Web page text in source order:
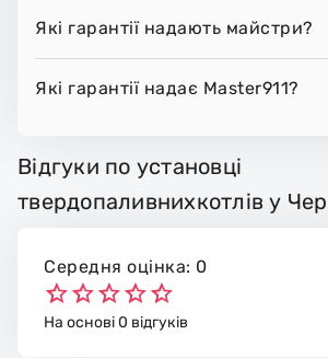
Які гарантії надають майстри?
Які гарантії надає Master911?
Відгуки по установці
твердопаливнихкотлів у
Середня оцінка: 0
На основі 0 відгуків